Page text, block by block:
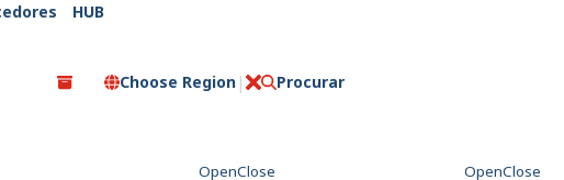
HUB
Choose Region Procurar